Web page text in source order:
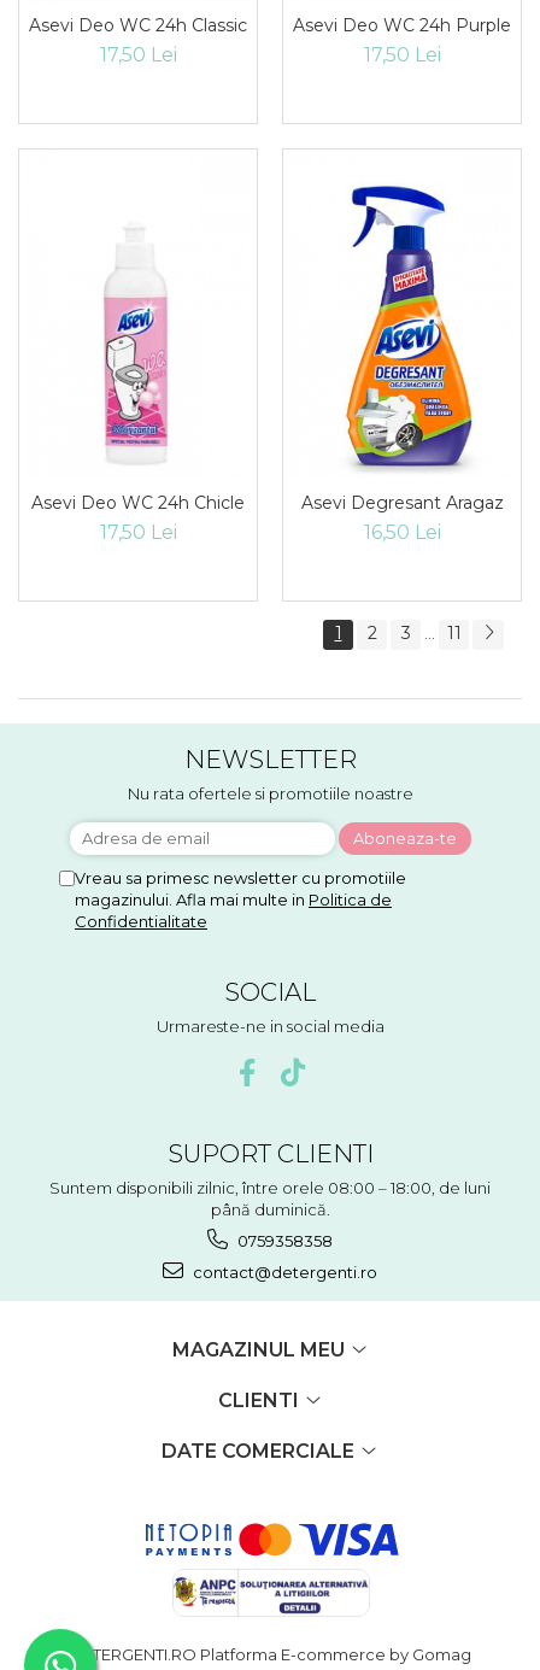
Asevi Deo WC 24h Classic
17,50 Lei
Asevi Deo WC 24h Purple
17,50 Lei
Asevi Deo WC 24h Chicle
17,50 Lei
Asevi Degresant Aragaz
16,50 Lei
1 2 3 11
NEWSLETTER
Nu rata ofertele si promotiile noastre
Vreau sa primesc newsletter cu promotiile
magazinului. Afla mai multe in Politica de
Confidentialitate
SOCIAL
Urmareste-ne in social media
SUPORT CLIENTI
Suntem disponibili zilnic, între orele 08:00 – 18:00, de luni
până duminică.
0759358358
contact@detergenti.ro
MAGAZINUL MEU
CLIENTI
DATE COMERCIALE
DETERGENTI.RO Platforma E-commerce by Gomag